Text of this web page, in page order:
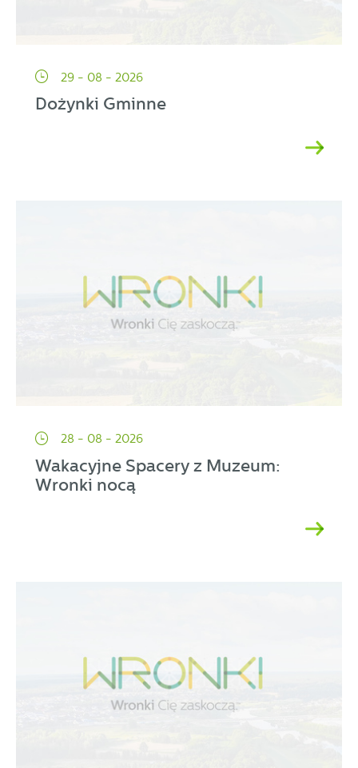
29 - 08 - 2026
Dożynki Gminne
28 - 08 - 2026
Wakacyjne Spacery z Muzeum:
Wronki nocą